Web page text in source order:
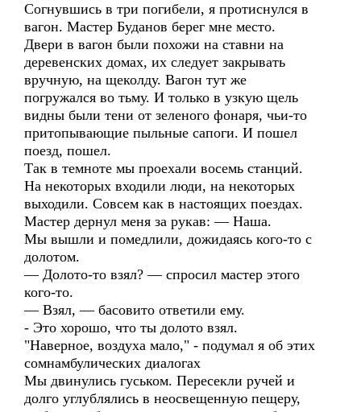
Согнувшись в три погибели, я протиснулся в
вагон. Мастер Буданов берег мне место.
Двери в вагон были похожи на ставни на
деревенских домах, их следует закрывать
вручную, на щеколду. Вагон тут же
погружался во тьму. И только в узкую щель
видны были тени от зеленого фонаря, чьи-то
притопывающие пыльные сапоги. И пошел
поезд, пошел.
Так в темноте мы проехали восемь станций.
На некоторых входили люди, на некоторых
выходили. Совсем как в настоящих поездах.
Мастер дернул меня за рукав: — Наша.
Мы вышли и помедлили, дожидаясь кого-то с
долотом.
— Долото-то взял? — спросил мастер этого
кого-то.
— Взял, — басовито ответили ему.
- Это хорошо, что ты долото взял.
"Наверное, воздуха мало," - подумал я об этих
сомнамбулических диалогах
Мы двинулись гуськом. Пересекли ручей и
долго углублялись в неосвещенную пещеру,